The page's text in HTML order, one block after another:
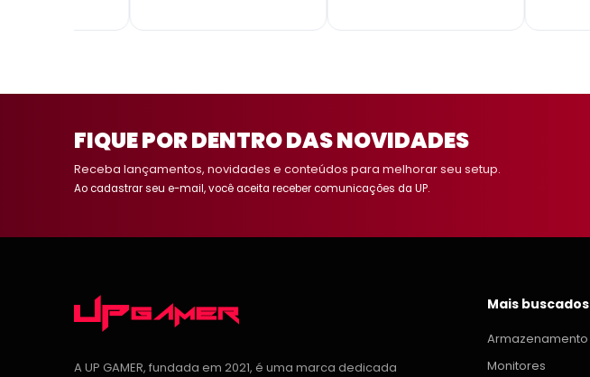
FIQUE POR DENTRO DAS NOVIDADES
Receba lançamentos, novidades e conteúdos para melhorar seu setup.
Ao cadastrar seu e-mail, você aceita receber comunicações da UP.
A UP GAMER, fundada em 2021, é uma marca dedicada
Mais buscados
Armazenamento
Monitores